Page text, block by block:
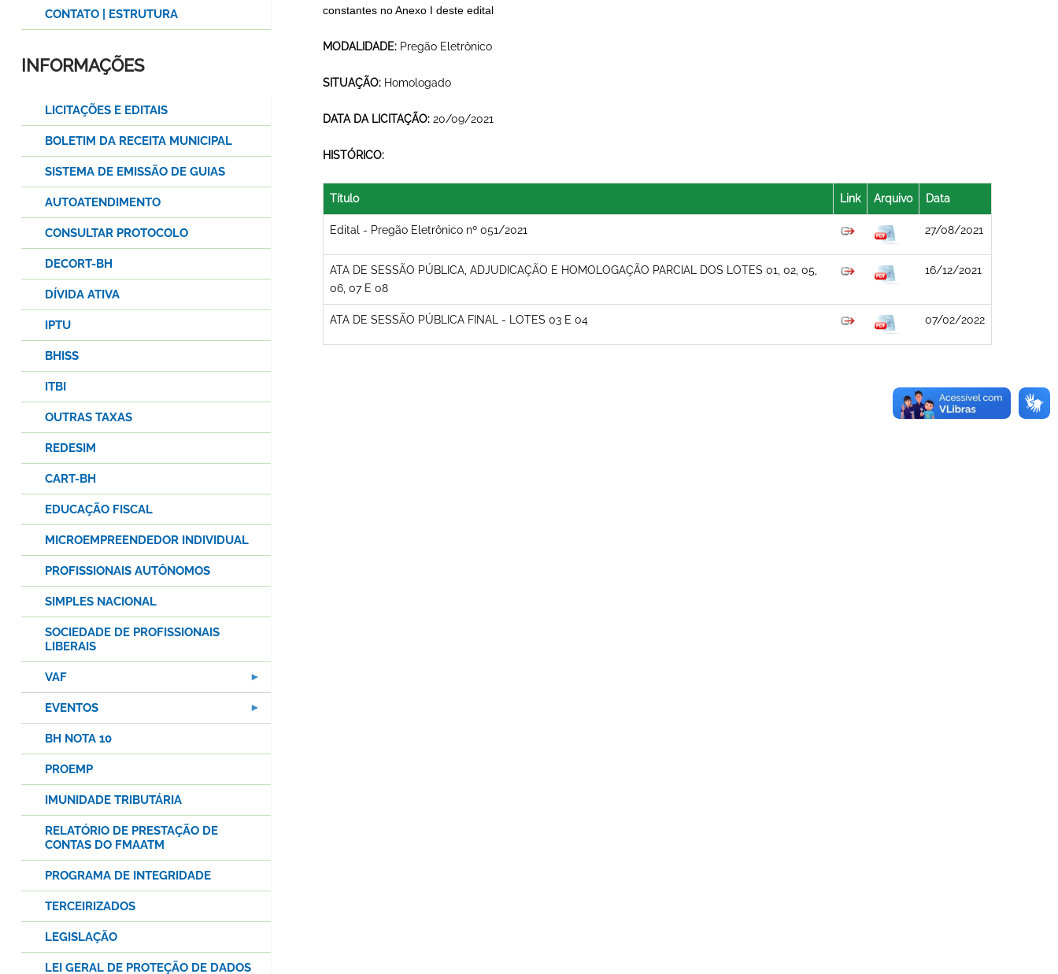
constantes no Anexo I deste edital
MODALIDADE: Pregão Eletrônico
SITUAÇÃO: Homologado
DATA DA LICITAÇÃO: 20/09/2021
HISTÓRICO:
Título Link Arquivo Data
Edital - Pregão Eletrônico nº 051/2021 27/08/2021
ATA DE SESSÃO PÚBLICA, ADJUDICAÇÃO E HOMOLOGAÇÃO PARCIAL DOS LOTES 01, 02, 05,
06, 07 E 08
16/12/2021
ATA DE SESSÃO PÚBLICA FINAL - LOTES 03 E 04 07/02/2022
CONTATO | ESTRUTURA
INFORMAÇÕES
LICITAÇÕES E EDITAIS
BOLETIM DA RECEITA MUNICIPAL
SISTEMA DE EMISSÃO DE GUIAS
AUTOATENDIMENTO
CONSULTAR PROTOCOLO
DECORT-BH
DÍVIDA ATIVA
IPTU
BHISS
ITBI
OUTRAS TAXAS
REDESIM
CART-BH
EDUCAÇÃO FISCAL
MICROEMPREENDEDOR INDIVIDUAL
PROFISSIONAIS AUTÔNOMOS
SIMPLES NACIONAL
SOCIEDADE DE PROFISSIONAIS
LIBERAIS
VAF
EVENTOS
BH NOTA 10
PROEMP
IMUNIDADE TRIBUTÁRIA
RELATÓRIO DE PRESTAÇÃO DE
CONTAS DO FMAATM
PROGRAMA DE INTEGRIDADE
TERCEIRIZADOS
LEGISLAÇÃO
LEI GERAL DE PROTEÇÃO DE DADOS